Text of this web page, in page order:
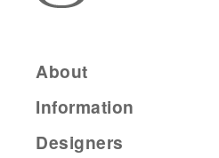
About
Information
Designers